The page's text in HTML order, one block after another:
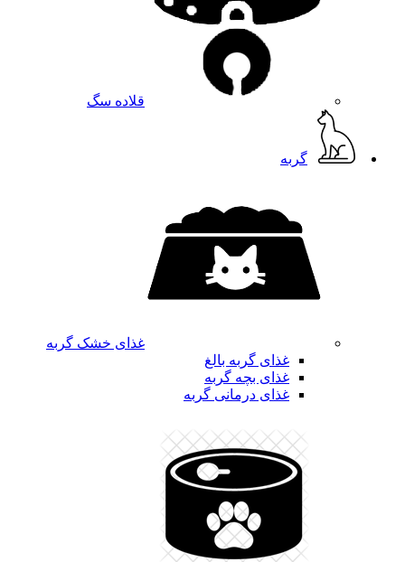
قلاده سگ
گربه
غذای خشک گربه
غذای گربه بالغ
غذای بچه گربه
غذای درمانی گربه